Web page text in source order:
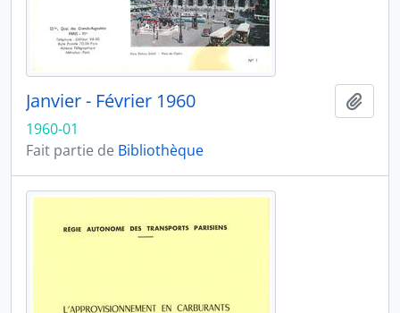
Janvier - Février 1960
1960-01
Fait partie de Bibliothèque